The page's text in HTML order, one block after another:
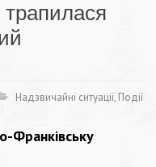
трапилася
Надзвичайні ситуації, Події
Франківську